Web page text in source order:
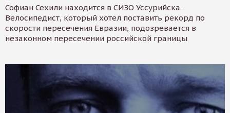
Софиан Сехили находится в СИЗО Уссурийска.
Велосипедист, который хотел поставить рекорд по
скорости пересечения Евразии, подозревается в
незаконном пересечении российской границы